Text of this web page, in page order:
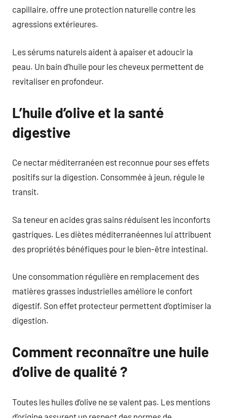
capillaire, offre une protection naturelle contre les
agressions extérieures.
Les sérums naturels aident à apaiser et adoucir la
peau. Un bain d’huile pour les cheveux permettent de
revitaliser en profondeur.
L’huile d’olive et la santé
digestive
Ce nectar méditerranéen est reconnue pour ses effets
positifs sur la digestion. Consommée à jeun, régule le
transit.
Sa teneur en acides gras sains réduisent les inconforts
gastriques. Les diètes méditerranéennes lui attribuent
des propriétés bénéfiques pour le bien-être intestinal.
Une consommation régulière en remplacement des
matières grasses industrielles améliore le confort
digestif. Son effet protecteur permettent d’optimiser la
digestion.
Comment reconnaître une huile
d’olive de qualité ?
Toutes les huiles d’olive ne se valent pas. Les mentions